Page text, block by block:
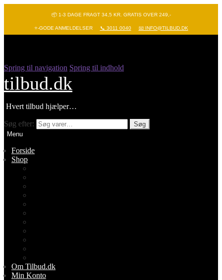
📦 1-3 DAGE FRAGT 34,5 KR. GRATIS OVER 249,-
⭐-GODE ANMELDELSER 📞 3011 0040 📧 INFO@TILBUD.DK
Spring til navigation Spring til indhold
tilbud.dk
Hvert tilbud hjælper…
Søg efter:
Søg
Menu
Forside
Shop
Om Tilbud.dk
Min Konto